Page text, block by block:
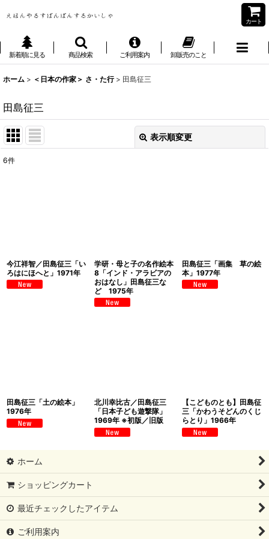
カート
新着順に見る 商品検索 ご利用案内 卸販売のこと
ホーム > ＜日本の作家＞ さ・た行 > 田島征三
田島征三
表示順変更
6件
今江祥智／田島征三「い
ろはにほへと」1971年
学研・母と子の名作絵本
8「インド・アラビアの
おはなし」田島征三な
ど 1975年
田島征三「画集 草の絵
本」1977年
田島征三「土の絵本」
1976年
北川幸比古／田島征三
「日本子ども遊撃隊」
1969年 ※初版／旧版
【こどものとも】田島征
三「かわうそどんのくじ
らとり」1966年
ホーム
ショッピングカート
最近チェックしたアイテム
ご利用案内